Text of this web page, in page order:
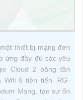
thiết bị mạng đơn
ứng đầy đủ các yêu
Cloud 2 băng tần
Wifi 6 tiên tiến. RG-
Mạng, tạo sự ổn